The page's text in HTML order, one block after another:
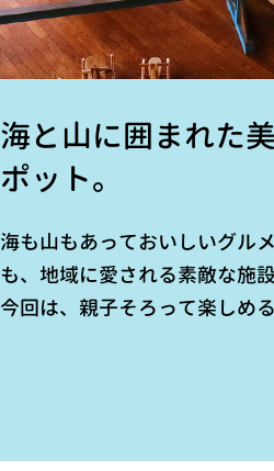
海と山に囲まれた
ポット。
海も山もあっておいしいグル
も、地域に愛される素敵な施
今回は、親子そろって楽しめ